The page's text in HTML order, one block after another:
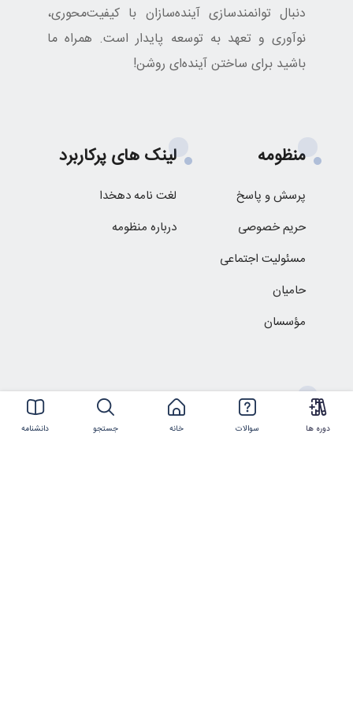
دوره ها سوالات خانه جستجو دانشنامه
دنبال توانمندسازی آینده‌سازان با کیفیت‌محوری،
نوآوری و تعهد به توسعه پایدار است. همراه ما
باشید برای ساختن آینده‌ای روشن!
منظومه
پرسش و پاسخ
حریم خصوصی
مسئولیت اجتماعی
حامیان
مؤسسان
لینک های پرکاربرد
لغت نامه دهخدا
درباره منظومه
ارتباط با ما